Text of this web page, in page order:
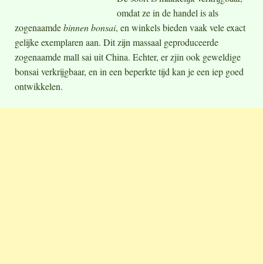
omdat ze in de handel is als
zogenaamdebinnen bonsai, en winkels bieden vaak vele exact
gelijke exemplaren aan. Dit zijn massaal geproduceerde
zogenaamde mall sai uit China. Echter, er zjin ook geweldige
bonsai verkrijgbaar, en in een beperkte tijd kan je een iep goed
ontwikkelen.